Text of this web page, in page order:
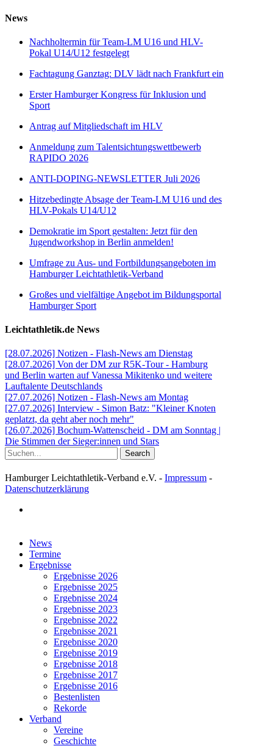
News
Nachholtermin für Team-LM U16 und HLV-
Pokal U14/U12 festgelegt
Fachtagung Ganztag: DLV lädt nach Frankfurt ein
Erster Hamburger Kongress für Inklusion und
Sport
Antrag auf Mitgliedschaft im HLV
Anmeldung zum Talentsichtungswettbewerb
RAPIDO 2026
ANTI-DOPING-NEWSLETTER Juli 2026
Hitzebedingte Absage der Team-LM U16 und des
HLV-Pokals U14/U12
Demokratie im Sport gestalten: Jetzt für den
Jugendworkshop in Berlin anmelden!
Umfrage zu Aus- und Fortbildungsangeboten im
Hamburger Leichtathletik-Verband
Großes und vielfältige Angebot im Bildungsportal
Hamburger Sport
Leichtathletik.de News
[28.07.2026] Notizen - Flash-News am Dienstag
[28.07.2026] Von der DM zur R5K-Tour - Hamburg
und Berlin warten auf Vanessa Mikitenko und weitere
Lauftalente Deutschlands
[27.07.2026] Notizen - Flash-News am Montag
[27.07.2026] Interview - Simon Batz: "Kleiner Knoten
geplatzt, da geht aber noch mehr"
[26.07.2026] Bochum-Wattenscheid - DM am Sonntag |
Die Stimmen der Sieger:innen und Stars
Search
Hamburger Leichtathletik-Verband e.V. - Impressum -
Datenschutzerklärung
Close
Menu
News
Termine
Ergebnisse
Ergebnisse 2026
Ergebnisse 2025
Ergebnisse 2024
Ergebnisse 2023
Ergebnisse 2022
Ergebnisse 2021
Ergebnisse 2020
Ergebnisse 2019
Ergebnisse 2018
Ergebnisse 2017
Ergebnisse 2016
Bestenlisten
Rekorde
Verband
Vereine
Geschichte